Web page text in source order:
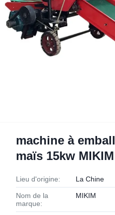
machine à
maïs 15kw MIKIM
Lieu d'origine: La Chine
Nom de la
marque:
MIKIM